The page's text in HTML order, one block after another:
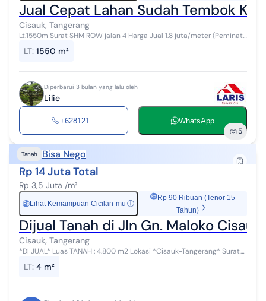
Jual Cepat Lahan Sudah Tembok
Cisauk, Tangerang
Lt.1550m Surat SHM ROW jalan 4 Harga Jual 1.8 juta/meter (Peminat
Aeon - De...
LT: 1550 m²
Diperbarui 3 bulan yang lalu oleh
Lilie
+628121... WhatsApp
5
Tanah Bisa Nego
Rp 14 Juta Total
Rp 3,5 Juta /m²
Rp Lihat Kemampuan Cicilan-mu ⓘ
Rp 90 Ribuan (Tenor 15
Tahun)
Dijual Tanah di Jln Gn. Maloko
Cisauk, Tangerang
*DI JUAL* Luas TANAH : 4.800 m2 Lokasi *Cisauk-Tangerang* Surat
selatan HARGA : 3.500.0...
LT: 4 m²